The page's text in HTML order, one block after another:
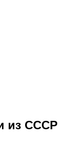
из СССР